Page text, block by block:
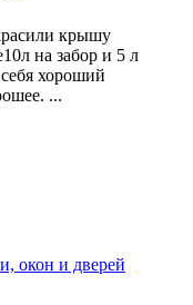
крышу
на забор и 5 л
хороший
...